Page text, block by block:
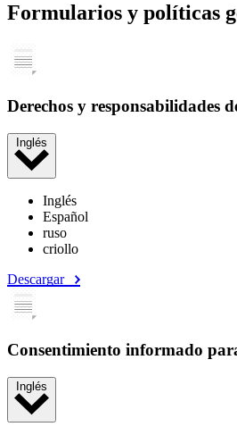
Formularios y políticas
Derechos y responsabilidades
Inglés
Inglés
Español
ruso
criollo
Descargar
Consentimiento informado
Inglés